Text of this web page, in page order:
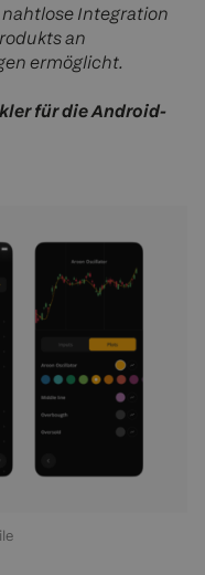
Integration
an
ermöglicht.
für die Android-